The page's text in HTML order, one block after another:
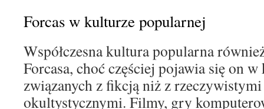
Forcas w kulturze popularnej
Współczesna kultura popularna
Forcasa, choć częściej pojawia się on w
związanych z fikcją niż z
okultystycznymi. Filmy, gry